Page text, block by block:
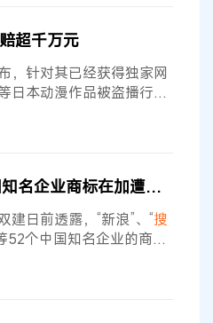
告经济损失及合理支出共
视频通过监控发现，被告
的网站上发布
超千万元
，针对其已经获得独家网
日本动漫作品被盗播行
赔金额将超过千万元。据
日本动漫作品展开重点维
及10余家网站。其中，对
手》，搜狐 视频已提起诉
日本动漫作品在我国版权
名企业商标在加遭抢注
建日前透露，“新浪”、“搜
52个中国知名企业的商
付双建表示，商标的地域
国外取得商标保护，就必